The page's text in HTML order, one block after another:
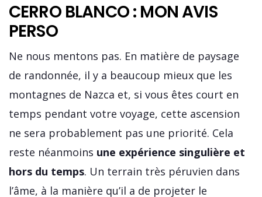
CERRO BLANCO : MON AVIS
PERSO
Ne nous mentons pas. En matière de paysage
de randonnée, il y a beaucoup mieux que les
montagnes de Nazca et, si vous êtes court en
temps pendant votre voyage, cette ascension
ne sera probablement pas une priorité. Cela
reste néanmoins une expérience singulière et
hors du temps. Un terrain très péruvien dans
l’âme, à la manière qu’il a de projeter le